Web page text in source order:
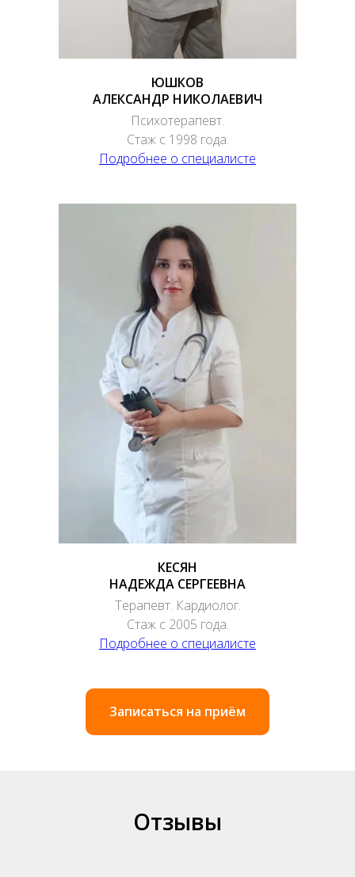
ЮШКОВ
АЛЕКСАНДР НИКОЛАЕВИЧ
Психотерапевт.
Стаж с 1998 года.
Подробнее о специалисте
КЕСЯН
НАДЕЖДА СЕРГЕЕВНА
Терапевт. Кардиолог.
Стаж с 2005 года.
Подробнее о специалисте
Записаться на приём
Отзывы